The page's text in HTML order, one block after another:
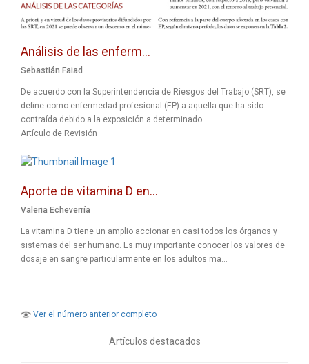
Análisis de las enferm...
Sebastián Faiad
De acuerdo con la Superintendencia de Riesgos del Trabajo (SRT), se
define como enfermedad profesional (EP) a aquella que ha sido
contraída debido a la exposición a determinado...
Artículo de Revisión
Aporte de vitamina D en...
Valeria Echeverría
La vitamina D tiene un amplio accionar en casi todos los órganos y
sistemas del ser humano. Es muy importante conocer los valores de
dosaje en sangre particularmente en los adultos ma...
Ver el número anterior completo
Artículos destacados